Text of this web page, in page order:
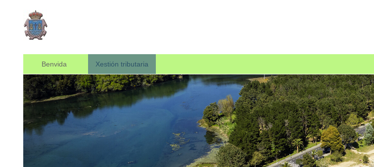
Benvida Xestión tributaria
Previous